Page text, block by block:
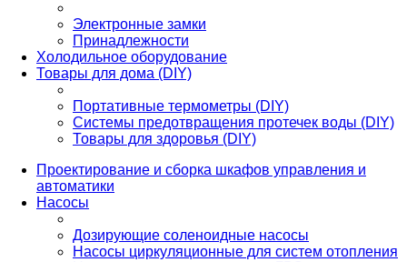
Электронные замки
Принадлежности
Холодильное оборудование
Товары для дома (DIY)
Портативные термометры (DIY)
Системы предотвращения протечек воды (DIY)
Товары для здоровья (DIY)
Проектирование и сборка шкафов управления и
автоматики
Насосы
Дозирующие соленоидные насосы
Насосы циркуляционные для систем отопления